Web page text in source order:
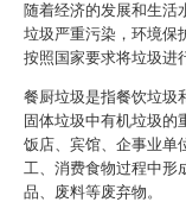
随着经济的发展和生活
垃圾严重污染，环境保
按照国家要求将垃圾进
餐厨垃圾是指餐饮垃圾
固体垃圾中有机垃圾的
饭店、宾馆、企事业单
工、消费食物过程中形
品、废料等废弃物。